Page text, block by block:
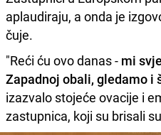
aplaudiraju, a onda je
čuje.
"Reći ću ovo danas - mi
Zapadnoj obali, gledamo i
izazvalo stojeće ovacije i
zastupnica, koji su brisali